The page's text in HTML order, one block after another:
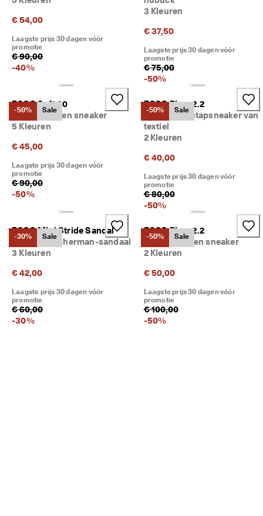
€ 54,00
Laagste prijs 30 dagen vóór
promotie
€ 90,00
-40%
3 Kleuren
€ 37,50
Laagste prijs 30 dagen vóór
promotie
€ 75,00
-50%
-50% Sale
ECCO Soft 60
Kinderen leren sneaker
5 Kleuren
€ 45,00
Laagste prijs 30 dagen vóór
promotie
€ 90,00
-50%
-50% Sale
ECCO Biom 2.2
Kinderen instapsneaker van
textiel
2 Kleuren
€ 40,00
Laagste prijs 30 dagen vóór
promotie
€ 80,00
-50%
-30% Sale
ECCO Mini Stride Sandal
Kinderen Fisherman-sandaal
3 Kleuren
€ 42,00
Laagste prijs 30 dagen vóór
promotie
€ 60,00
-30%
-50% Sale
ECCO Biom 2.2
Kinderen leren sneaker
2 Kleuren
€ 50,00
Laagste prijs 30 dagen vóór
promotie
€ 100,00
-50%